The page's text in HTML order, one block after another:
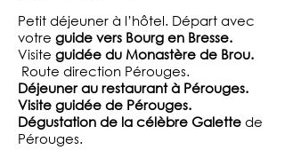
Petit déjeuner à l’hôtel. Départ avec
votre guide vers Bourg en Bresse.
Visite guidée du Monastère de Brou.
Route direction Pérouges.
Déjeuner au restaurant à Pérouges.
Visite guidée de Pérouges.
Dégustation de la célèbre Galette de
Pérouges.